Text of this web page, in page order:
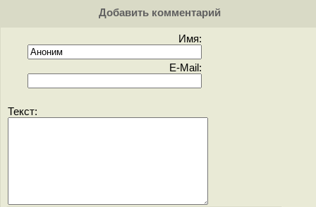
Добавить комментарий
Имя:
E-Mail:
Текст: